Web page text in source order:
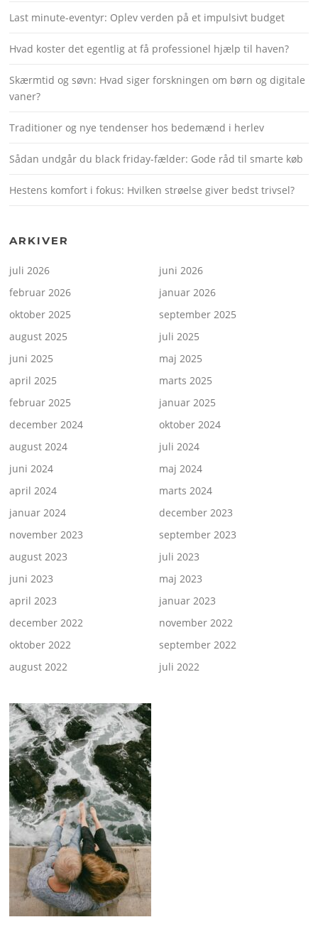
Last minute-eventyr: Oplev verden på et impulsivt budget
Hvad koster det egentlig at få professionel hjælp til haven?
Skærmtid og søvn: Hvad siger forskningen om børn og digitale
vaner?
Traditioner og nye tendenser hos bedemænd i herlev
Sådan undgår du black friday-fælder: Gode råd til smarte køb
Hestens komfort i fokus: Hvilken strøelse giver bedst trivsel?
ARKIVER
juli 2026
juni 2026
februar 2026
januar 2026
oktober 2025
september 2025
august 2025
juli 2025
juni 2025
maj 2025
april 2025
marts 2025
februar 2025
januar 2025
december 2024
oktober 2024
august 2024
juli 2024
juni 2024
maj 2024
april 2024
marts 2024
januar 2024
december 2023
november 2023
september 2023
august 2023
juli 2023
juni 2023
maj 2023
april 2023
januar 2023
december 2022
november 2022
oktober 2022
september 2022
august 2022
juli 2022